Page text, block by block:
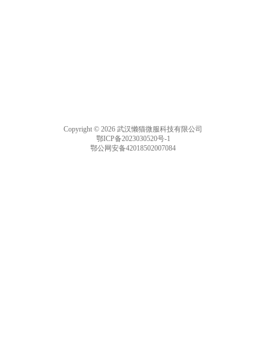
Copyright © 2026 武汉懒猫微服科技有限公司
鄂ICP备2023030520号-1
鄂公网安备42018502007084